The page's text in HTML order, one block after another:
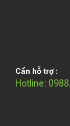
Cần hỗ trợ :
Hotline: